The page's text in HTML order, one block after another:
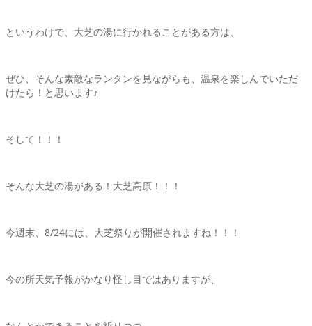
というわけで、大芝の湯に行かれることがある方は、
ぜひ、そんな素敵なランタンを見ながらも、温泉を楽しんでいただ
けたら！と思います♪
そして！！！
そんな大芝の湯がある！大芝高原！！！
今週末、8/24には、大芝祭りが開催されますね！！！
今の所天気予報がかなり怪し目ではありますが、